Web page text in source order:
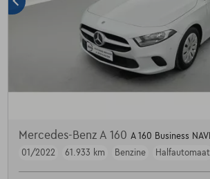
Mercedes-Benz A 160 A 160 Business
01/2022
61.933 km Benzine Halfautomaat